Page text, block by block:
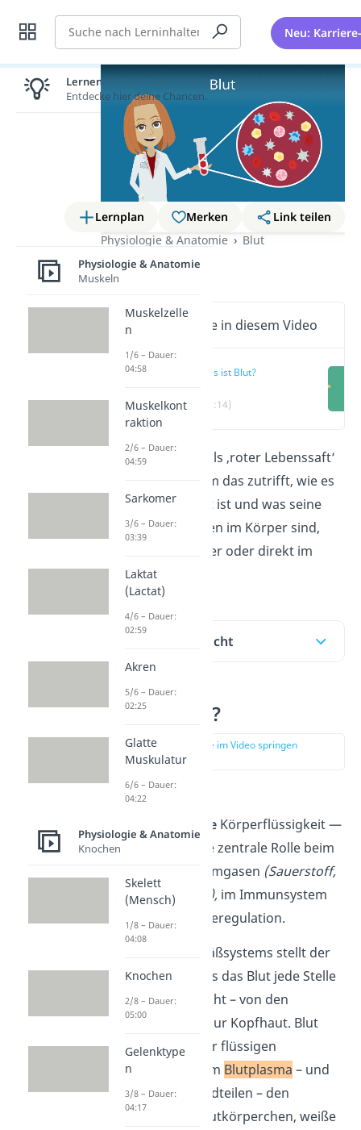
Suche Neu:
Lernplan Merken
Link teilen
Physiologie & Anatomie
Blut
Blut
Wichtige Inhalte in diesem Video
Was ist Blut?
(00:14)
Das Blut wird oft als ‚roter Lebenssaft‘
bezeichnet. Warum das zutrifft, wie es
zusammengesetzt ist und was seine
wichtigen Aufgaben im Körper sind,
erklären wir dir hier oder direkt im
Video!
Inhaltsübersicht
Was ist Blut?
zur Stelle im Video springen
(00:14)
Blut ist eine rote,
lebensnotwendige Körperflüssigkeit —
denn es spielt eine zentrale Rolle beim
Transport von Atemgasen (Sauerstoff,
Kohlenstoffdioxid), im Immunsystem
und bei der Wärmeregulation.
Mithilfe eines Gefäßsystems stellt der
Körper sicher, dass das Blut jede Stelle
des Körpers erreicht – von den
Zehenspitzen bis zur Kopfhaut. Blut
setzt sich aus einer flüssigen
Komponente – dem Blutplasma – und
den festen Bestandteilen – den
Blutzellen
(rote Blutkörperchen, weiße
Lernen lohnt sich!
Entdecke hier deine Chancen.
Physiologie & Anatomie
Muskeln
Muskelzelle
n
1/6 – Dauer:
04:58
Muskelkont
raktion
2/6 – Dauer:
04:59
Sarkomer
3/6 – Dauer:
03:39
Laktat
(Lactat)
4/6 – Dauer:
02:59
Akren
5/6 – Dauer:
02:25
Glatte
Muskulatur
6/6 – Dauer:
04:22
Physiologie & Anatomie
Knochen
Skelett
(Mensch)
1/8 – Dauer:
04:08
Knochen
2/8 – Dauer:
05:00
Gelenktype
n
3/8 – Dauer:
04:17